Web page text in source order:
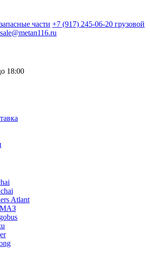
запасные части +7 (917) 245-06-20 грузовой
18:00
Atlant